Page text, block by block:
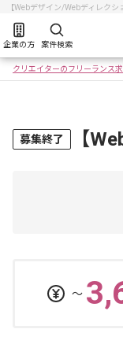
【Webデザイン/Webディレク
企業の方 案件検索
クリエイターのフリーランス
募集終了 【
〜